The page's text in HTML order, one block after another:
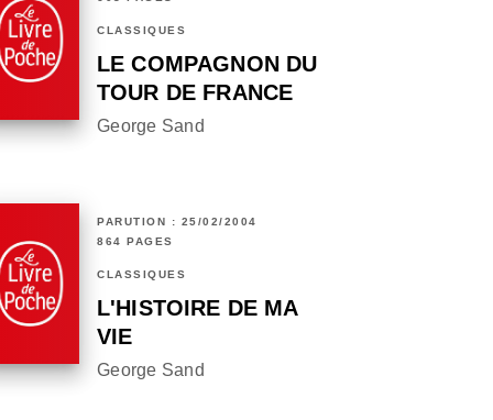
CLASSIQUES
LE COMPAGNON DU
TOUR DE FRANCE
George Sand
PARUTION : 25/02/2004
864 PAGES
CLASSIQUES
L'HISTOIRE DE MA
VIE
George Sand